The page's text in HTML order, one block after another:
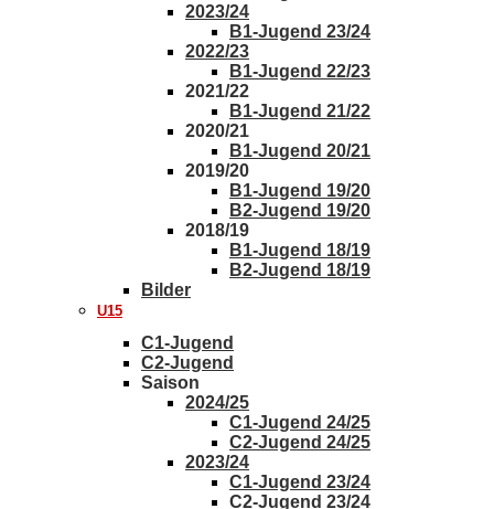
2023/24
B1-Jugend 23/24
2022/23
B1-Jugend 22/23
2021/22
B1-Jugend 21/22
2020/21
B1-Jugend 20/21
2019/20
B1-Jugend 19/20
B2-Jugend 19/20
2018/19
B1-Jugend 18/19
B2-Jugend 18/19
Bilder
U15
C1-Jugend
C2-Jugend
Saison
2024/25
C1-Jugend 24/25
C2-Jugend 24/25
2023/24
C1-Jugend 23/24
C2-Jugend 23/24